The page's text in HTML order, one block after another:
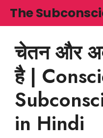
Skip
to
content
The
चेतन और
है |
in Hindi